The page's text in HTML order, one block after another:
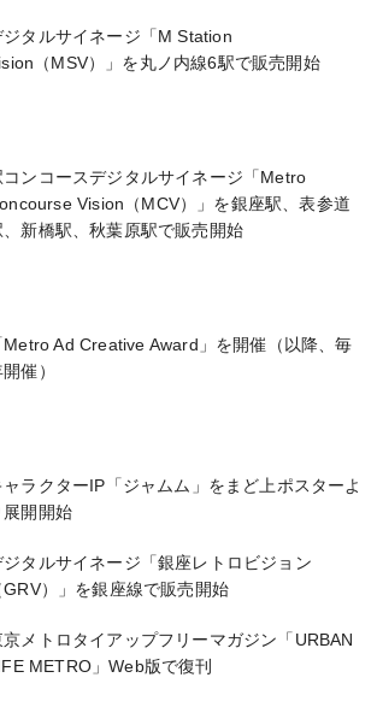
ジタルサイネージ「M Station
（MSV）」を丸ノ内線6駅で販売開始
コンコースデジタルサイネージ「Metro
Vision（MCV）」を銀座駅、表参道
、新橋駅、秋葉原駅で販売開始
Metro Ad Creative Award」を開催（以降、毎
催）
ャラクターIP「ジャムム」をまど上ポスターよ
展開開始
ジタルサイネージ「銀座レトロビジョン
GRV）」を銀座線で販売開始
京メトロタイアップフリーマガジン「URBAN
METRO」Web版で復刊